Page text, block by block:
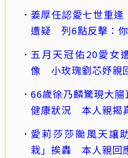
姜厚任認愛七世重
遭疑 列6點反擊：
五月天冠佑20愛女
像 小玫瑰劉芯妤親
66歲徐乃麟驚現大
健康狀況 本人親揭
愛莉莎莎颱風天讓
栽」挨轟 本人親回